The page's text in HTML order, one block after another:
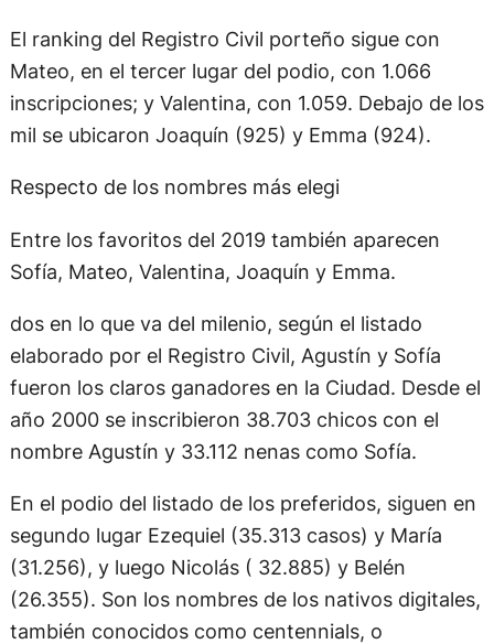
El ranking del Registro Civil porteño sigue con
Mateo, en el tercer lugar del podio, con 1.066
inscripciones; y Valentina, con 1.059. Debajo de los
mil se ubicaron Joaquín (925) y Emma (924).
Respecto de los nombres más elegi
Entre los favoritos del 2019 también aparecen
Sofía, Mateo, Valentina, Joaquín y Emma.
dos en lo que va del milenio, según el listado
elaborado por el Registro Civil, Agustín y Sofía
fueron los claros ganadores en la Ciudad. Desde el
año 2000 se inscribieron 38.703 chicos con el
nombre Agustín y 33.112 nenas como Sofía.
En el podio del listado de los preferidos, siguen en
segundo lugar Ezequiel (35.313 casos) y María
(31.256), y luego Nicolás ( 32.885) y Belén
(26.355). Son los nombres de los nativos digitales,
también conocidos como centennials, o